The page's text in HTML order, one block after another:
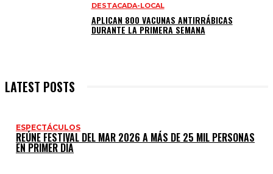
DESTACADA-LOCAL
APLICAN 800 VACUNAS ANTIRRÁBICAS
DURANTE LA PRIMERA SEMANA
LATEST POSTS
ESPECTÁCULOS
REÚNE FESTIVAL DEL MAR 2026 A MÁS DE 25 MIL PERSONAS
EN PRIMER DÍA